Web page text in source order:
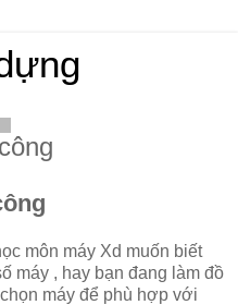
môn máy Xd muốn biết
máy , hay bạn đang làm đồ
máy để phù hợp với